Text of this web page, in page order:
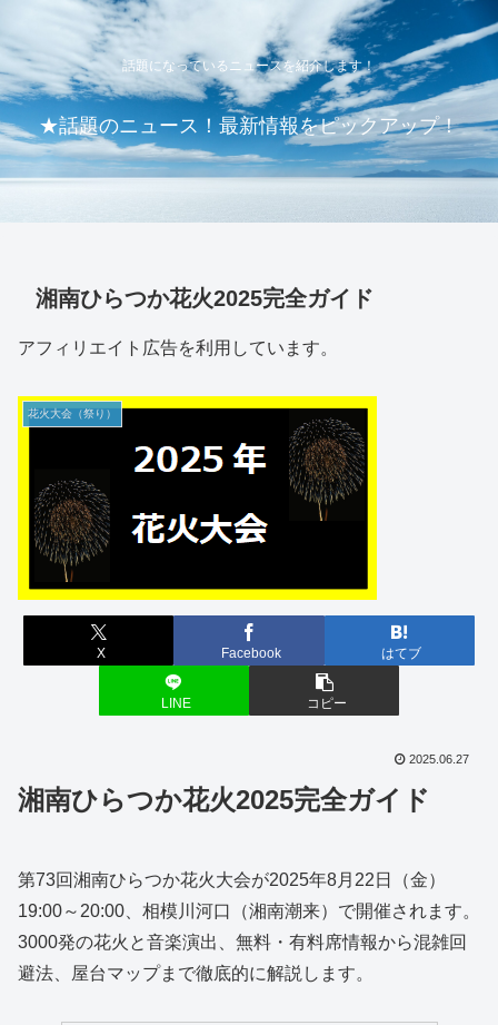
話題になっているニュースを紹介します！
★話題のニュース！最新情報をピックアップ！
湘南ひらつか花火2025完全ガイド
アフィリエイト広告を利用しています。
花火大会（祭り）
X Facebook はてブ
LINE コピー
2025.06.27
湘南ひらつか花火2025完全ガイド
第73回湘南ひらつか花火大会が2025年8月22日（金）
19:00～20:00、相模川河口（湘南潮来）で開催されます。
3000発の花火と音楽演出、無料・有料席情報から混雑回
避法、屋台マップまで徹底的に解説します。